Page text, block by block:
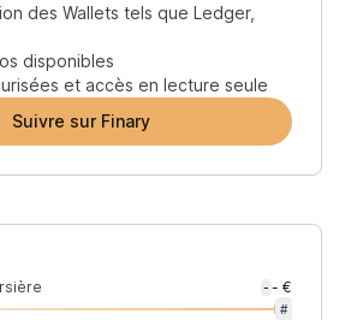
des Wallets tels que Ledger,
disponibles
et accès en lecture seule
Suivre sur Finary
- - €
#